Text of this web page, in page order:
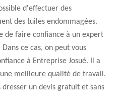
d'effectuer des
des tuiles endommagées.
de faire confiance à un expert
ce cas, on peut vous
à Entreprise Josué. Il a
meilleure qualité de travail.
un devis gratuit et sans